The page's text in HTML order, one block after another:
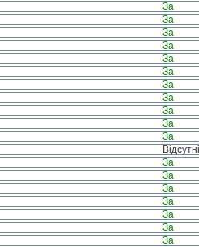
За
За
За
За
За
За
За
За
За
За
За
За
За
За
За
За
За
За